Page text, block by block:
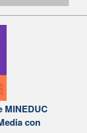
MINEDUC
con